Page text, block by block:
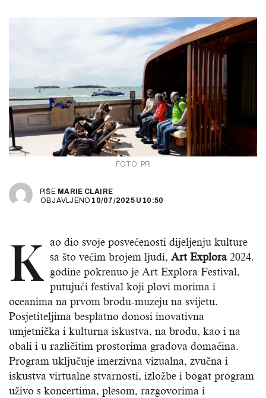
FOTO: PR
PIŠE MARIE CLAIRE
OBJAVLJENO 10/07/2025 U 10:50
K ao dio svoje posvećenosti dijeljenju kulture
sa što većim brojem ljudi, Art Explora2024.
godine pokrenuo je Art Explora Festival,
putujući festival koji plovi morima i
oceanima na prvom brodu-muzeju na svijetu.
Posjetiteljima besplatno donosi inovativna
umjetnička i kulturna iskustva, na brodu, kao i na
obali i u različitim prostorima gradova domaćina.
Program uključuje imerzivna vizualna, zvučna i
iskustva virtualne stvarnosti, izložbe i bogat program
uživo s koncertima, plesom, razgovorima i